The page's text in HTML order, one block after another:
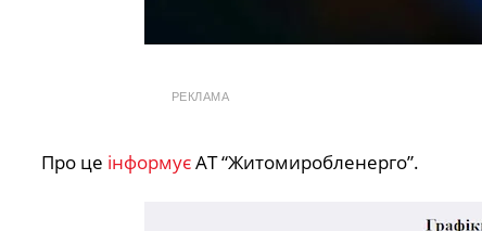
РЕКЛАМА
Про це інформуєАТ “Житомиробленерго”.